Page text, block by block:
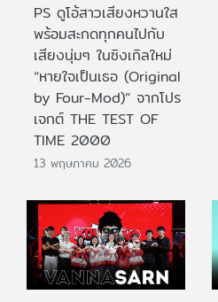
PS ดูโอ้สาวเสียงหวานใส
พร้อมสะกดทุกคนไปกับ
เสียงนุ่มๆ ในซิงเกิลใหม่
“หายใจเป็นเธอ (Original
by Four-Mod)” จากโปร
เจกต์ THE TEST OF
TIME 2000
13 พฤษภาคม 2026